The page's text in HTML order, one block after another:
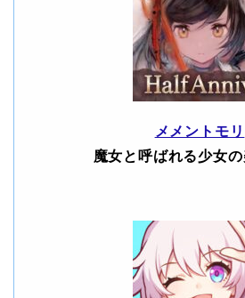
メメントモリ
魔女と呼ばれる少女